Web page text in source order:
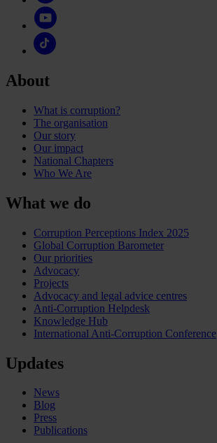
About
What is corruption?
The organisation
Our story
Our impact
National Chapters
Who We Are
What we do
Corruption Perceptions Index 2025
Global Corruption Barometer
Our priorities
Advocacy
Projects
Advocacy and legal advice centres
Anti-Corruption Helpdesk
Knowledge Hub
International Anti-Corruption Conference
Updates
News
Blog
Press
Publications